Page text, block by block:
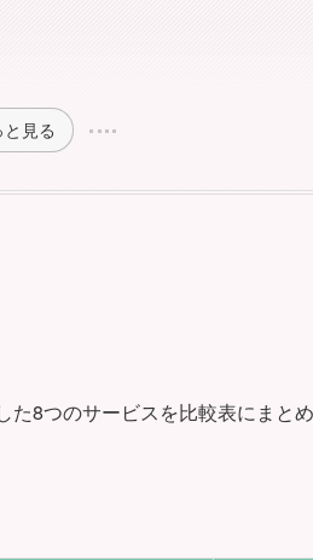
と見る
8つのサービスを比較表にまと